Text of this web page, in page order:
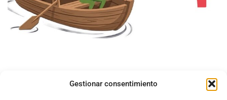
Gestionar consentimiento